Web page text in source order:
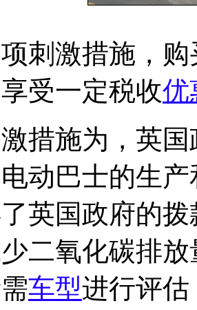
刺激措施，
受一定税收优
措施为，英
动巴士的生
英国政府的
二氧化碳排
车型进行评